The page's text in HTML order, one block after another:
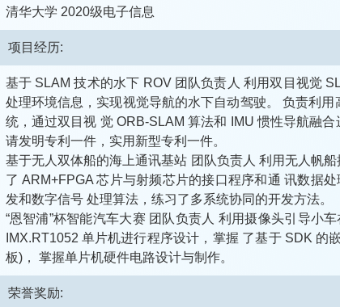
清华大学 2020级电子信息
项目经历:
基于 SLAM 技术的水下 ROV 团队负责人 利用双目视觉
处理环境信息，实现视觉导航的水下自动驾驶。 负责利
统，通过双目视 觉 ORB-SLAM 算法和 IMU 惯性导航融
请发明专利一件，实用新型专利一件。
基于无人双体船的海上通讯基站 团队负责人 利用无人帆
了 ARM+FPGA 芯片与射频芯片的接口程序和通 讯数据
发和数字信号 处理算法，练习了多系统协同的开发方法。
“恩智浦”杯智能汽车大赛 团队负责人 利用摄像头引导小
IMX.RT1052 单片机进行程序设计，掌握 了基于 SDK
板)， 掌握单片机硬件电路设计与制作。
荣誉奖励: